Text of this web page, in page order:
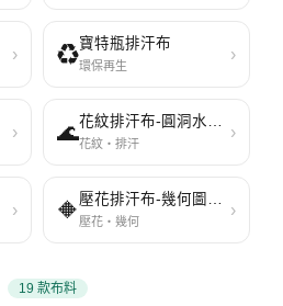
› ♻️寶特瓶排汗布
環保再生
›
› 🌊 花紋排汗布-圓洞水波系列1609
花紋・排汗
›
› 🔶 壓花排汗布-幾何圖形系列1610
壓花・幾何
›
19 款布料